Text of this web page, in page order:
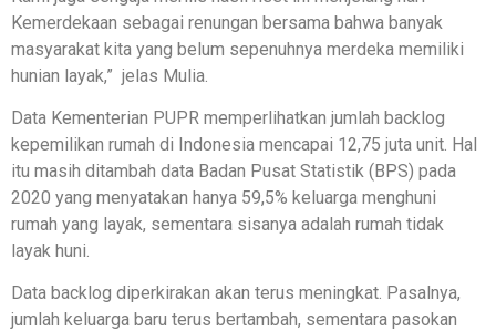
Kemerdekaan sebagai renungan bersama bahwa banyak
masyarakat kita yang belum sepenuhnya merdeka memiliki
hunian layak,” jelas Mulia.
Data Kementerian PUPR memperlihatkan jumlah backlog
kepemilikan rumah di Indonesia mencapai 12,75 juta unit. Hal
itu masih ditambah data Badan Pusat Statistik (BPS) pada
2020 yang menyatakan hanya 59,5% keluarga menghuni
rumah yang layak, sementara sisanya adalah rumah tidak
layak huni.
Data backlog diperkirakan akan terus meningkat. Pasalnya,
jumlah keluarga baru terus bertambah, sementara pasokan